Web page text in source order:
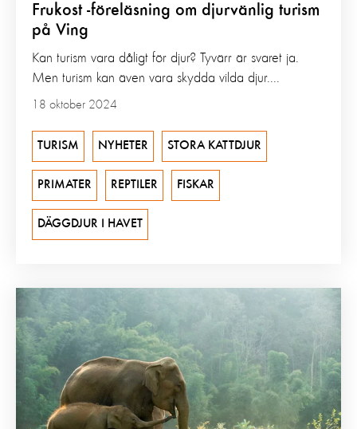
Frukost -föreläsning om djurvänlig turism
på Ving
18 oktober 2024
Kan turism vara dåligt för djur? Tyvärr är svaret ja.
Men turism kan även vara skydda vilda djur....
TURISM NYHETER STORA KATTDJUR
PRIMATER REPTILER FISKAR
DÄGGDJUR I HAVET